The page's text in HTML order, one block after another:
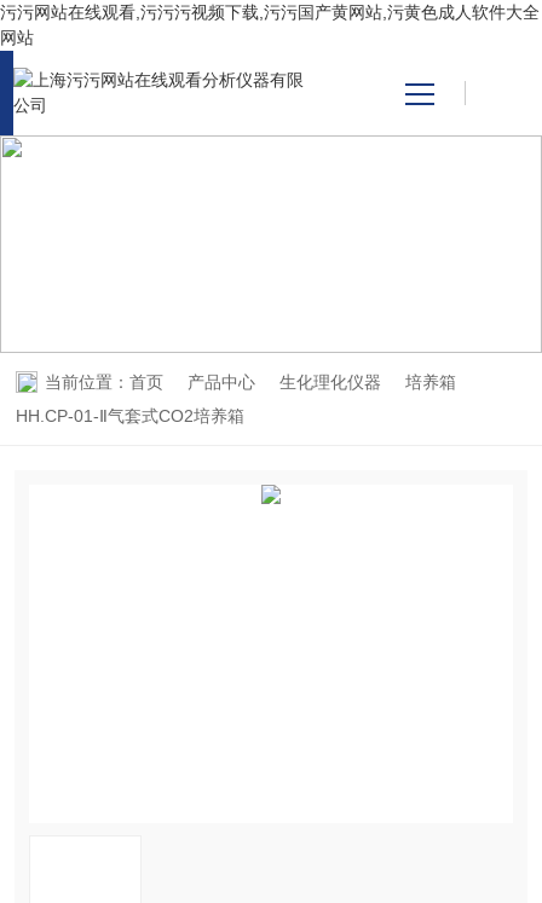
污污网站在线观看,污污污视频下载,污污国产黄网站,污黄色成人软件大全
网站
技术支持
视频中心
当前位置：首页 产品中心 生化理化仪器
培养箱
HH.CP-01-Ⅱ气套式CO2培养箱